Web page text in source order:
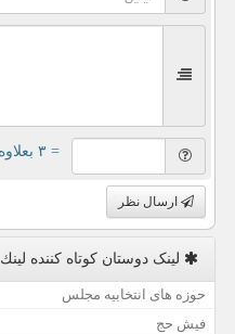
= ۳ بعلاوه ۲
ارسال نظر
لینک دوستان كوتاه كننده لینك
حوزه های انتخابیه مجلس
فیش حج